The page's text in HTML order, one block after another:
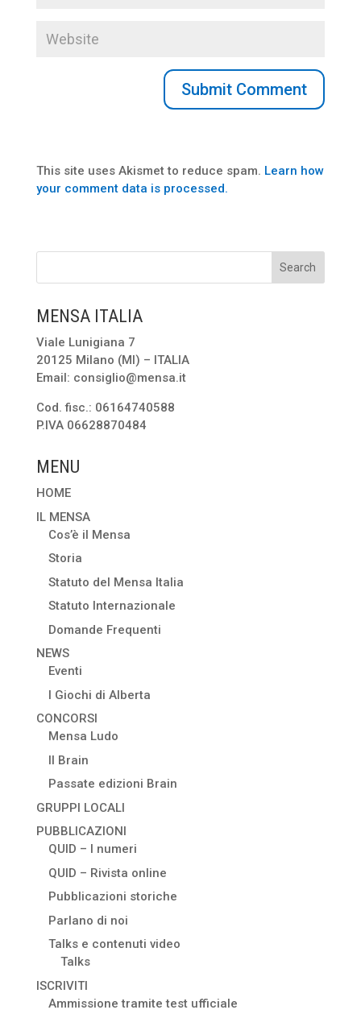
This site uses Akismet to reduce spam. Learn how
your comment data is processed.
MENSA ITALIA
Viale Lunigiana 7
20125 Milano (MI) – ITALIA
Email: consiglio@mensa.it
Cod. fisc.: 06164740588
P.IVA 06628870484
MENU
HOME
IL MENSA
Cos’è il Mensa
Storia
Statuto del Mensa Italia
Statuto Internazionale
Domande Frequenti
NEWS
Eventi
I Giochi di Alberta
CONCORSI
Mensa Ludo
Il Brain
Passate edizioni Brain
GRUPPI LOCALI
PUBBLICAZIONI
QUID – I numeri
QUID – Rivista online
Pubblicazioni storiche
Parlano di noi
Talks e contenuti video
Talks
ISCRIVITI
Ammissione tramite test ufficiale